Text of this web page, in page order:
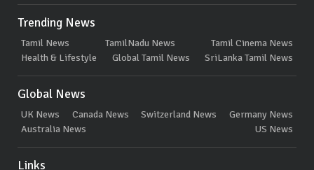
Trending News
Tamil News TamilNadu News
Tamil Cinema News
Health & Lifestyle
Global Tamil News SriLanka Tamil News
Global News
UK News Canada News Switzerland News
Germany News
Australia News
US News
Links